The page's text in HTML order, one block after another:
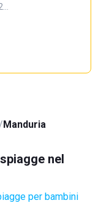
Manduria
nel
per bambini